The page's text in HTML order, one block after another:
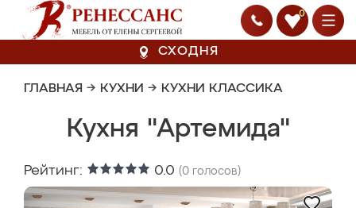
0
СХОДНЯ
ГЛАВНАЯ → КУХНИ → КУХНИ КЛАССИКА
Кухня "Артемида"
Рейтинг: 0.0 (0 голосов)